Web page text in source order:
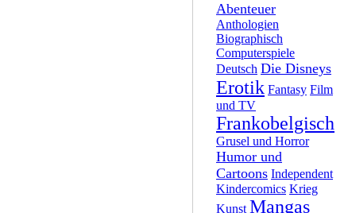
Abenteuer
Anthologien
Biographisch
Computerspiele
Deutsch Die Disneys
Erotik Fantasy Film
und TV
Frankobelgisch
Grusel und Horror
Humor und
Cartoons Independent
Kindercomics Krieg
Kunst Mangas